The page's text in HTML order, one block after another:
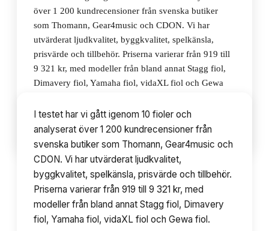
över 1 200 kundrecensioner från svenska butiker
som Thomann, Gear4music och CDON. Vi har
utvärderat ljudkvalitet, byggkvalitet, spelkänsla,
prisvärde och tillbehör. Priserna varierar från 919 till
9 321 kr, med modeller från bland annat Stagg fiol,
Dimavery fiol, Yamaha fiol, vidaXL fiol och Gewa
Innehållsförteckning 10avsnitt
I testet har vi gått igenom 10 fioler och
analyserat över 1 200 kundrecensioner från
svenska butiker som Thomann, Gear4music och
CDON. Vi har utvärderat ljudkvalitet,
byggkvalitet, spelkänsla, prisvärde och tillbehör.
Priserna varierar från 919 till 9 321 kr, med
modeller från bland annat Stagg fiol, Dimavery
fiol, Yamaha fiol, vidaXL fiol och Gewa fiol.